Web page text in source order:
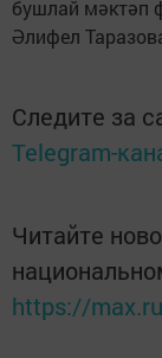
бушлай мәктәп
Әлифел
Следите за
Telegram-
Читайте
https://